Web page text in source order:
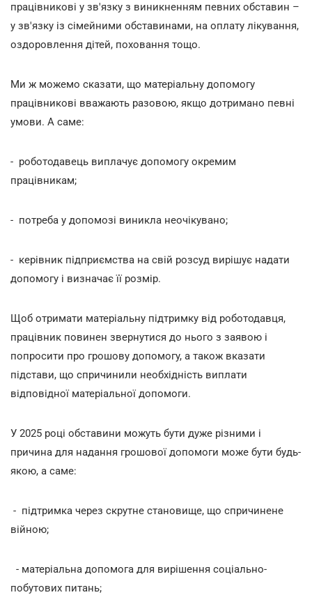
працівникові у зв'язку з виникненням певних обставин –
у зв'язку із сімейними обставинами, на оплату лікування,
оздоровлення дітей, поховання тощо.
Ми ж можемо сказати, що матеріальну допомогу
працівникові вважають разовою, якщо дотримано певні
умови. А саме:
- роботодавець виплачує допомогу окремим
працівникам;
- потреба у допомозі виникла неочікувано;
- керівник підприємства на свій розсуд вирішує надати
допомогу і визначає її розмір.
Щоб отримати матеріальну підтримку від роботодавця,
працівник повинен звернутися до нього з заявою і
попросити про грошову допомогу, а також вказати
підстави, що спричинили необхідність виплати
відповідної матеріальної допомоги.
У 2025 році обставини можуть бути дуже різними і
причина для надання грошової допомоги може бути будь-
якою, а саме:
- підтримка через скрутне становище, що спричинене
війною;
- матеріальна допомога для вирішення соціально-
побутових питань;